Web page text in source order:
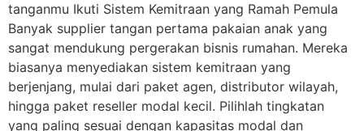
tanganmu Ikuti Sistem Kemitraan yang Ramah Pemula
Banyak supplier tangan pertama pakaian anak yang
sangat mendukung pergerakan bisnis rumahan. Mereka
biasanya menyediakan sistem kemitraan yang
berjenjang, mulai dari paket agen, distributor wilayah,
hingga paket reseller modal kecil. Pilihlah tingkatan
yang paling sesuai dengan kapasitas modal dan